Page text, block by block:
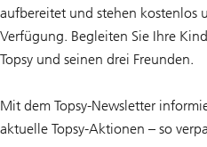
aufbereitet und stehen kostenlos
Verfügung. Begleiten Sie Ihre
Topsy und seinen drei Freunden.
Mit dem Topsy-Newsletter
aktuelle Topsy-Aktionen – so